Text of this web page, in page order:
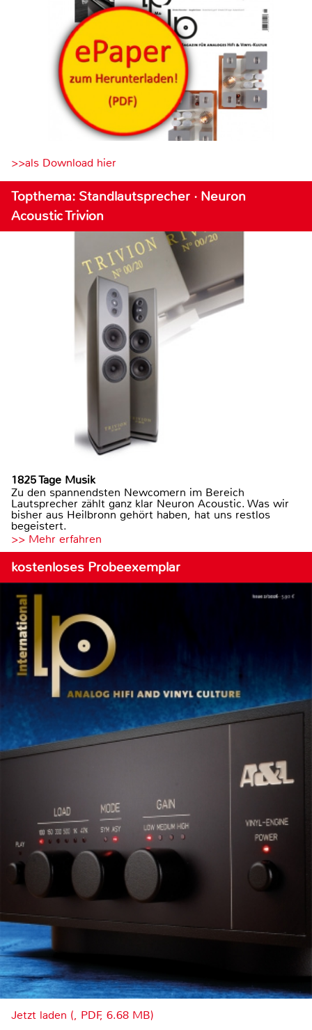
>>als Download hier
Topthema: Standlautsprecher · Neuron
Acoustic Trivion
1825 Tage Musik
Zu den spannendsten Newcomern im Bereich
Lautsprecher zählt ganz klar Neuron Acoustic. Was wir
bisher aus Heilbronn gehört haben, hat uns restlos
begeistert.
>> Mehr erfahren
kostenloses Probeexemplar
Jetzt laden (, PDF, 6.68 MB)